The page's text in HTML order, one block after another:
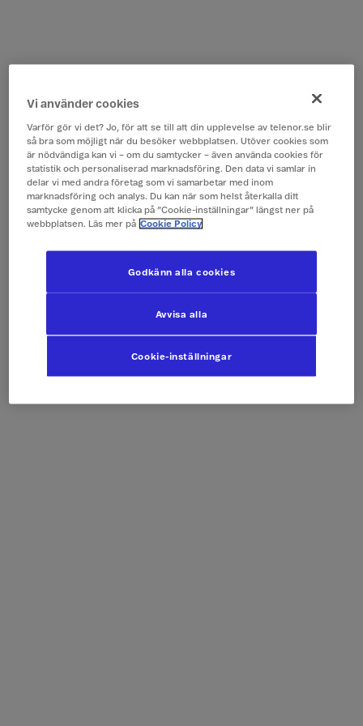
Vi använder cookies
Varför gör vi det? Jo, för att se till att din upplevelse av telenor.se blir
så bra som möjligt när du besöker webbplatsen. Utöver cookies som
är nödvändiga kan vi – om du samtycker – även använda cookies för
statistik och personaliserad marknadsföring. Den data vi samlar in
delar vi med andra företag som vi samarbetar med inom
marknadsföring och analys. Du kan när som helst återkalla ditt
samtycke genom att klicka på ”Cookie-inställningar” längst ner på
webbplatsen. Läs mer på Cookie Policy
Cookie-inställningar
Avvisa alla
Godkänn alla cookies